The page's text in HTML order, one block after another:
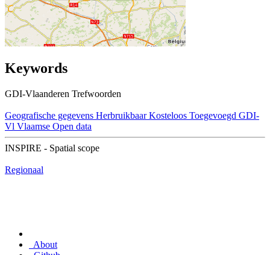
Keywords
GDI-Vlaanderen Trefwoorden
Geografische gegevens Herbruikbaar Kosteloos Toegevoegd GDI-
Vl Vlaamse Open data
INSPIRE - Spatial scope
Regionaal
About